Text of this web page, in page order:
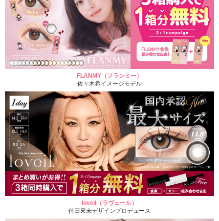
FLANMY（フランミー）
佐々木希イメージモデル
loveil（ラヴェール）
倖田來未デザインプロデュース